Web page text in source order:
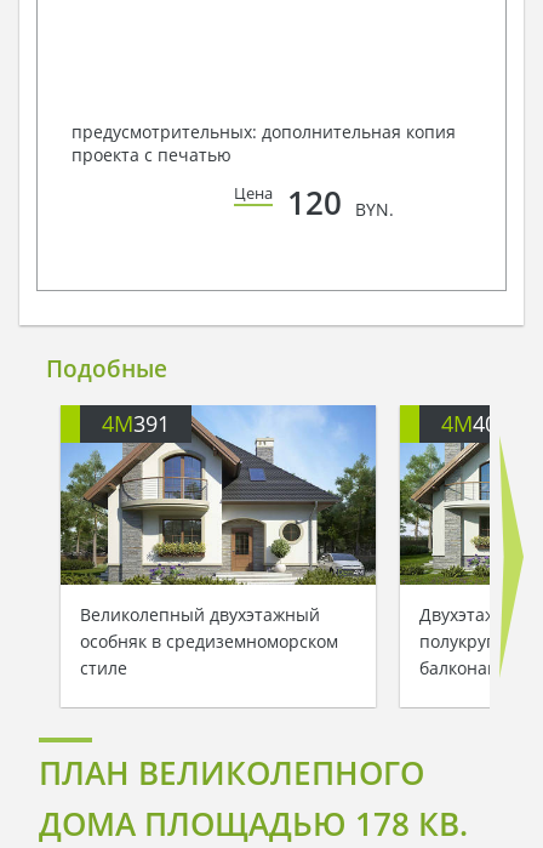
предусмотрительных: дополнительная копия
проекта с печатью
Цена 120 BYN.
Подобные
4M391
Великолепный двухэтажный
особняк в средиземноморском
стиле
4M401
Двухэтажный
балконами
ПЛАН ВЕЛИКОЛЕПНОГО
ДОМА ПЛОЩАДЬЮ 178 КВ.